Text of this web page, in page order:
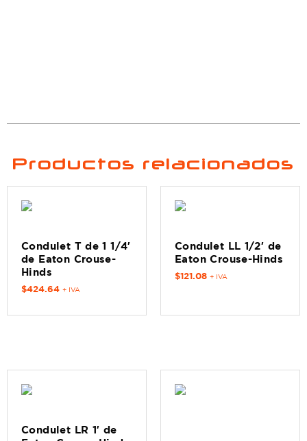
Productos relacionados
Condulet T de 1 1/4′
de Eaton Crouse-
Hinds
$424.64 + IVA
Condulet LL 1/2′ de
Eaton Crouse-Hinds
$121.08 + IVA
Condulet LR 1′ de